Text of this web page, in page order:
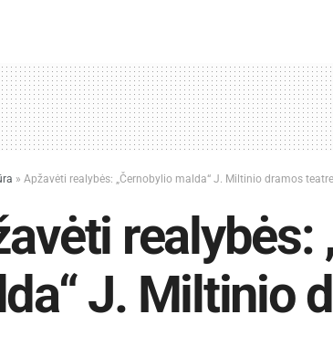
» Apžavėti realybės: „Černobylio malda“ J. Miltinio dramos teatre
realybės:
J. Miltinio